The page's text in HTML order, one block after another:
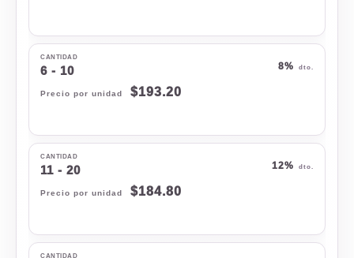
6 - 10 8%
$193.20
11 - 20 12%
$184.80